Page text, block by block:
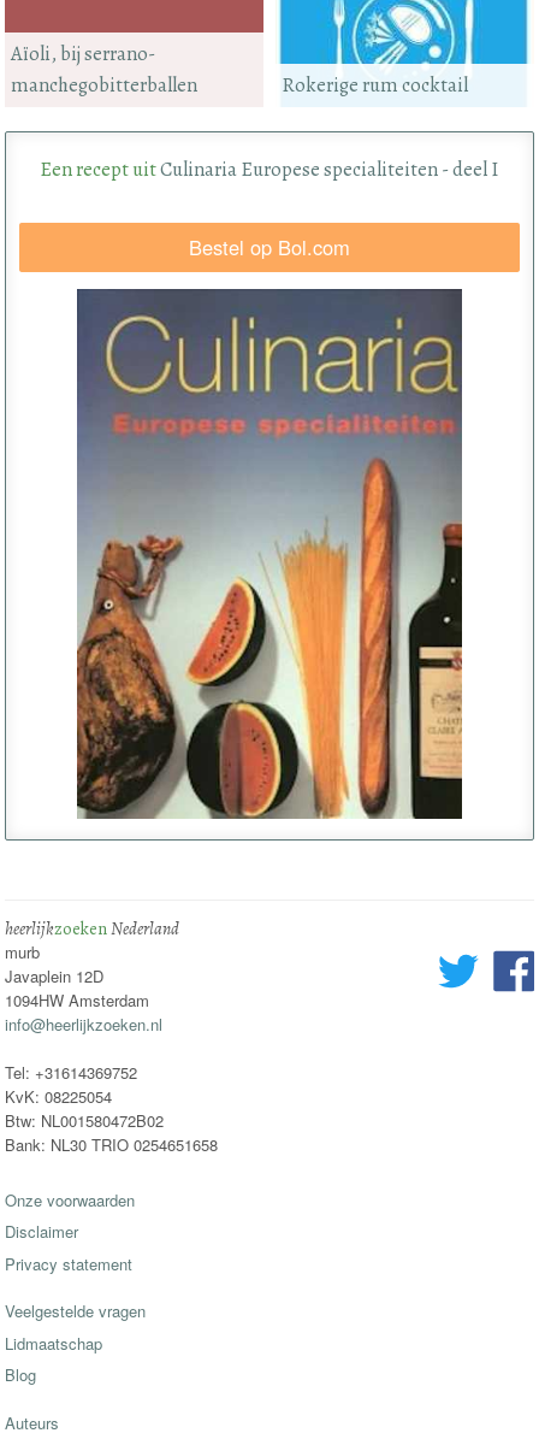
Rokerige rum cocktail
Aïoli, bij serrano-
manchegobitterballen
Een recept uitCulinaria Europese specialiteiten - deel I
Bestel op Bol.com
heerlijkzoekenNederland
murb
Javaplein 12D
1094HW Amsterdam
info@heerlijkzoeken.nl
Tel: +31614369752
KvK: 08225054
Btw: NL001580472B02
Bank: NL30 TRIO 0254651658
Onze voorwaarden
Disclaimer
Privacy statement
Veelgestelde vragen
Lidmaatschap
Blog
Auteurs